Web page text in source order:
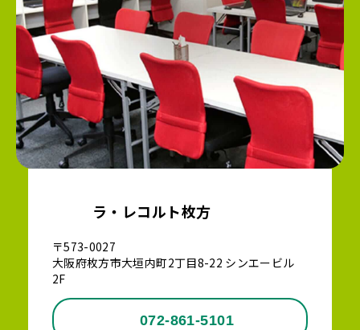
ラ・レコルト枚方
〒573-0027
大阪府枚方市大垣内町2丁目8-22 シンエービル
2F
072-861-5101